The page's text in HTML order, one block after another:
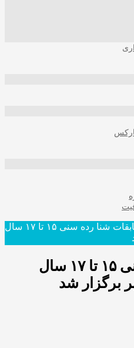
مسابقات شنا رده سنی ۱۵ تا ۱۷ سال
مسابقات شنا رده سنی ۱۵ تا ۱۷ سال
برگزار شد